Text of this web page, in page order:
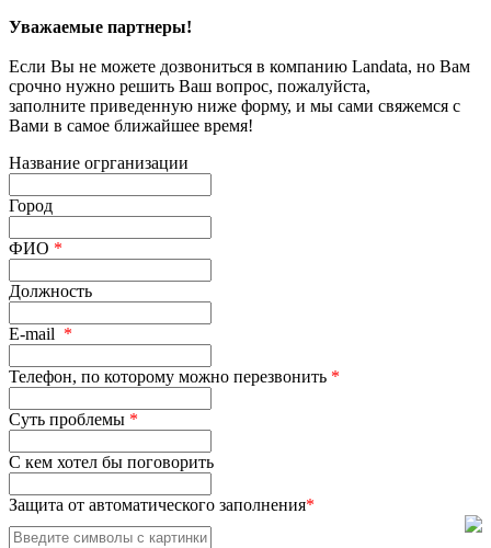
Уважаемые партнеры!
Если Вы не можете дозвониться в компанию Landata, но Вам
срочно нужно решить Ваш вопрос, пожалуйста,
заполните приведенную ниже форму, и мы сами свяжемся с
Вами в самое ближайшее время!
Название огрганизации
Город
ФИО *
Должность
E-mail *
Телефон, по которому можно перезвонить *
Суть проблемы *
С кем хотел бы поговорить
Защита от автоматического заполнения*